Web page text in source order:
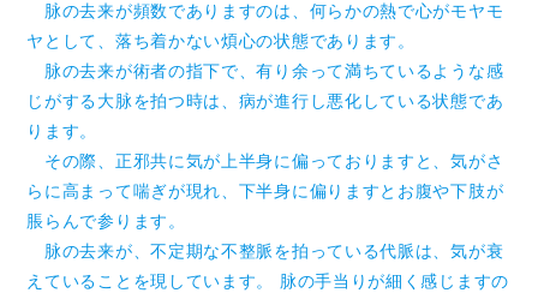
脉の去来が頻数でありますのは、何らかの熱で心がモヤモ
ヤとして、落ち着かない煩心の状態であります。
脉の去来が術者の指下で、有り余って満ちているような感
じがする大脉を拍つ時は、病が進行し悪化している状態であ
ります。
その際、正邪共に気が上半身に偏っておりますと、気がさ
らに高まって喘ぎが現れ、下半身に偏りますとお腹や下肢が
脹らんで参ります。
脉の去来が、不定期な不整脈を拍っている代脈は、気が衰
えていることを現しています。 脉の手当りが細く感じますの